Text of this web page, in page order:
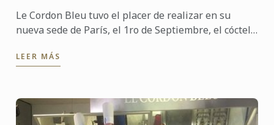
Le Cordon Bleu tuvo el placer de realizar en su
nueva sede de París, el 1ro de Septiembre, el cóctel
esta ...
LEER MÁS